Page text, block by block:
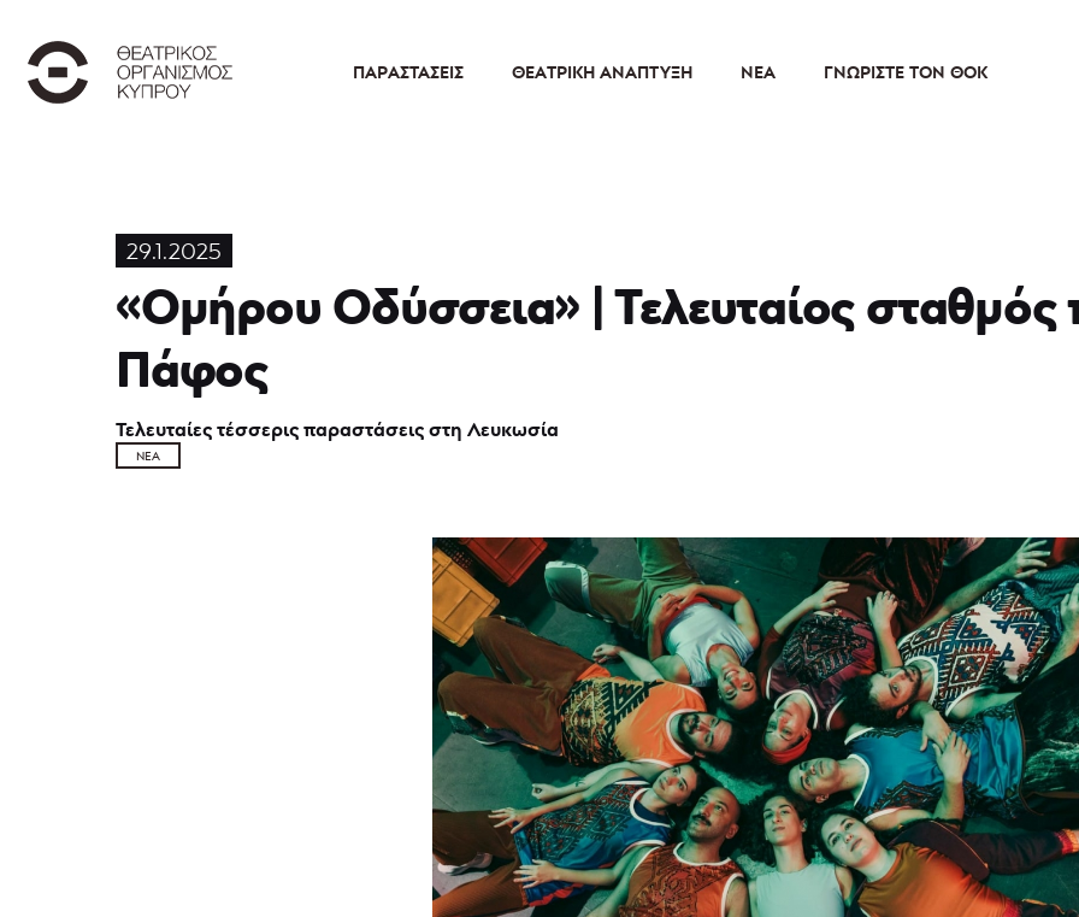
ΠΑΡΑΣΤΆΣΕΙΣ ΘΕΑΤΡΙΚΉ ΑΝΆΠΤΥΞΗ ΝΈΑ ΓΝΩΡΊΣΤΕ ΤΟΝ ΘΟΚ
29.1.2025
«Ομήρου Οδύσσεια» | Τελευταίος σταθμός
Πάφος
Τελευταίες τέσσερις παραστάσεις στη Λευκωσία
ΝΈΑ